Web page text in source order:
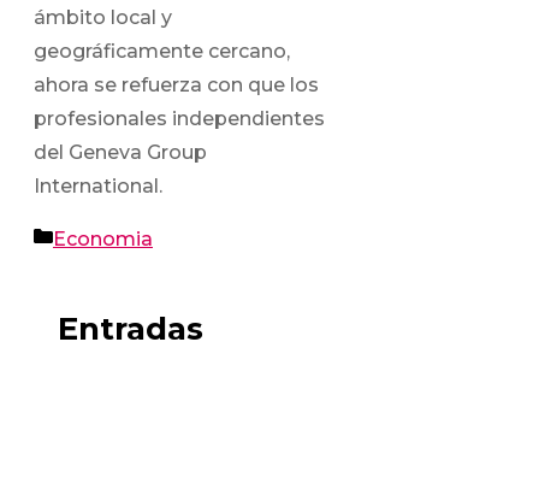
ámbito local y
geográficamente cercano,
ahora se refuerza con que los
profesionales independientes
del Geneva Group
International.
Categorías
Economia
Entradas